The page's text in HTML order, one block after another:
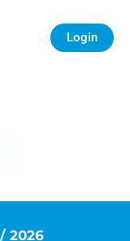
Login
2026